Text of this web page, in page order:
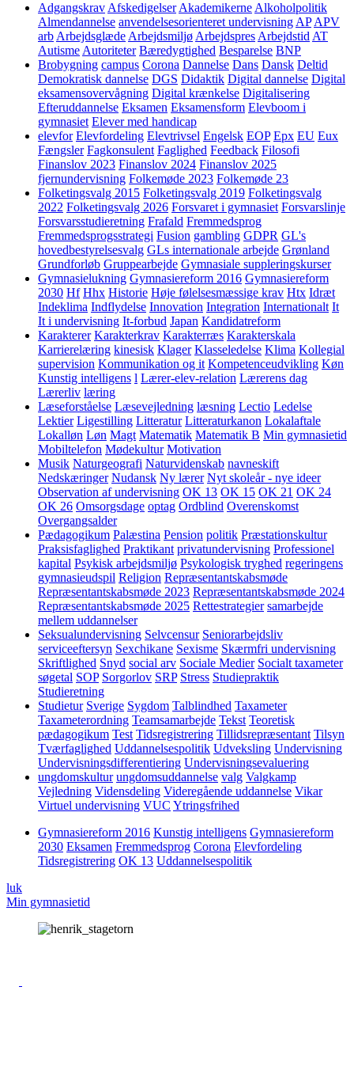
Adgangskrav Afskedigelser Akademikerne Alkoholpolitik
Almendannelse anvendelsesorienteret undervisning AP APV
arb Arbejdsglæde Arbejdsmiljø Arbejdspres Arbejdstid AT
Autisme Autoriteter Bæredygtighed Besparelse BNP
Brobygning campus Corona Dannelse Dans Dansk Deltid
Demokratisk dannelse DGS Didaktik Digital dannelse Digital
eksamensovervågning Digital krænkelse Digitalisering
Efteruddannelse Eksamen Eksamensform Elevboom i
gymnasiet Elever med handicap
elevfor Elevfordeling Elevtrivsel Engelsk EOP Epx EU Eux
Fængsler Fagkonsulent Faglighed Feedback Filosofi
Finanslov 2023 Finanslov 2024 Finanslov 2025
fjernundervisning Folkemøde 2023 Folkemøde 23
Folketingsvalg 2015 Folketingsvalg 2019 Folketingsvalg
2022 Folketingsvalg 2026 Forsvaret i gymnasiet Forsvarslinje
Forsvarsstudieretning Frafald Fremmedsprog
Fremmedsprogsstrategi Fusion gambling GDPR GL's
hovedbestyrelsesvalg GLs internationale arbejde Grønland
Grundforløb Gruppearbejde Gymnasiale suppleringskurser
Gymnasielukning Gymnasiereform 2016 Gymnasiereform
2030 Hf Hhx Historie Høje følelsesmæssige krav Htx Idræt
Indeklima Indflydelse Innovation Integration Internationalt It
It i undervisning It-forbud Japan Kandidatreform
Karakterer Karakterkrav Karakterræs Karakterskala
Karrierelæring kinesisk Klager Klasseledelse Klima Kollegial
supervision Kommunikation og it Kompetenceudvikling Køn
Kunstig intelligens l Lærer-elev-relation Lærerens dag
Lærerliv læring
Læseforståelse Læsevejledning læsning Lectio Ledelse
Lektier Ligestilling Litteratur Litteraturkanon Lokalaftale
Lokalløn Løn Magt Matematik Matematik B Min gymnasietid
Mobiltelefon Mødekultur Motivation
Musik Naturgeografi Naturvidenskab navneskift
Nedskæringer Nudansk Ny lærer Nyt skoleår - nye ideer
Observation af undervisning OK 13 OK 15 OK 21 OK 24
OK 26 Omsorgsdage optag Ordblind Overenskomst
Overgangsalder
Pædagogikum Palæstina Pension politik Præstationskultur
Praksisfaglighed Praktikant privatundervisning Professionel
kapital Psykisk arbejdsmiljø Psykologisk tryghed regeringens
gymnasieudspil Religion Repræsentantskabsmøde
Repræsentantskabsmøde 2023 Repræsentantskabsmøde 2024
Repræsentantskabsmøde 2025 Rettestrategier samarbejde
mellem uddannelser
Seksualundervisning Selvcensur Seniorarbejdsliv
serviceeftersyn Sexchikane Sexisme Skærmfri undervisning
Skriftlighed Snyd social arv Sociale Medier Socialt taxameter
søgetal SOP Sorgorlov SRP Stress Studiepraktik
Studieretning
Studietur Sverige Sygdom Talblindhed Taxameter
Taxameterordning Teamsamarbejde Tekst Teoretisk
pædagogikum Test Tidsregistrering Tillidsrepræsentant Tilsyn
Tværfaglighed Uddannelsespolitik Udveksling Undervisning
Undervisningsdifferentiering Undervisningsevaluering
ungdomskultur ungdomsuddannelse valg Valgkamp
Vejledning Vidensdeling Videregående uddannelse Vikar
Virtuel undervisning VUC Ytringsfrihed
Gymnasiereform 2016 Kunstig intelligens Gymnasiereform
2030 Eksamen Fremmedsprog Corona Elevfordeling
Tidsregistrering OK 13 Uddannelsespolitik
luk
Min gymnasietid